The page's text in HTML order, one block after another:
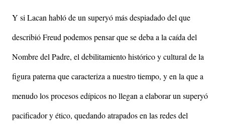
Y si Lacan habló de un superyó más despiadado del que
describió Freud podemos pensar que se deba a la caída del
Nombre del Padre, el debilitamiento histórico y cultural de la
figura paterna que caracteriza a nuestro tiempo, y en la que a
menudo los procesos edípicos no llegan a elaborar un superyó
pacificador y ético, quedando atrapados en las redes del